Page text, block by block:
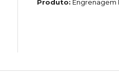
Produto: Engrenagem